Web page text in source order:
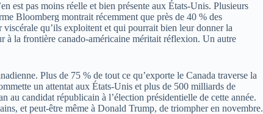
est pas moins réelle et bien présente aux États-Unis. Plusieurs
Bloomberg montrait récemment que près de 40 % des
qu’ils exploitent et qui pourrait bien leur donner la
à la frontière canado-américaine méritait réflexion. Un autre
Plus de 75 % de tout ce qu’exporte le Canada traverse la
un attentat aux États-Unis et plus de 500 milliards de
au candidat républicain à l’élection présidentielle de cette année.
et peut-être même à Donald Trump, de triompher en novembre.